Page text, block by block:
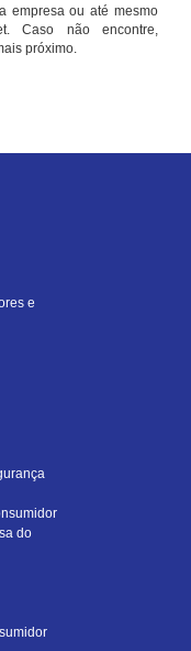
empresa ou até mesmo
Caso não encontre,
próximo.
e
do